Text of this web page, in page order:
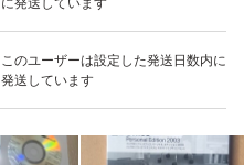
に発送しています
このユーザーは設定した発送日数内に
発送しています
いいね！
800